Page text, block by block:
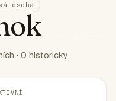
osoba
· 0 historicky